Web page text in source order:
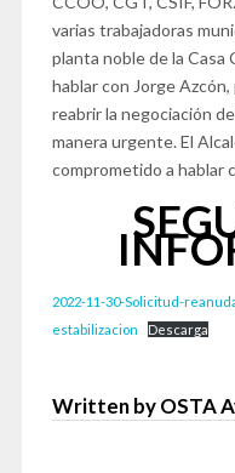
varias trabajadoras
planta noble de la Casa
hablar con Jorge
reabrir la negociación
manera urgente. El
comprometido a hablar
2022-11-30-Solicitud-
estabilizacion
Descarga
Written by OSTA